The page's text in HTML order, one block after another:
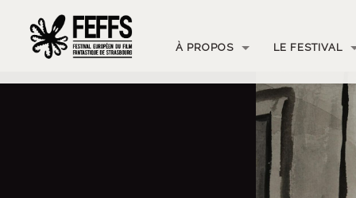
À PROPOS LE FESTIVAL